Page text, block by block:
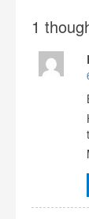
n
u
e
i
1